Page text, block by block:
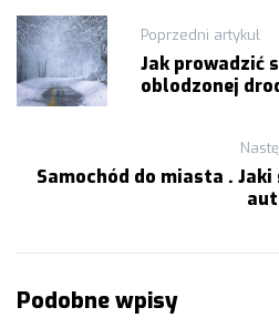
Nawigacja
wpisu
Poprzedni artykuł
Jak prowadzić
oblodzonej
Samochód do miasta .
Podobne wpisy